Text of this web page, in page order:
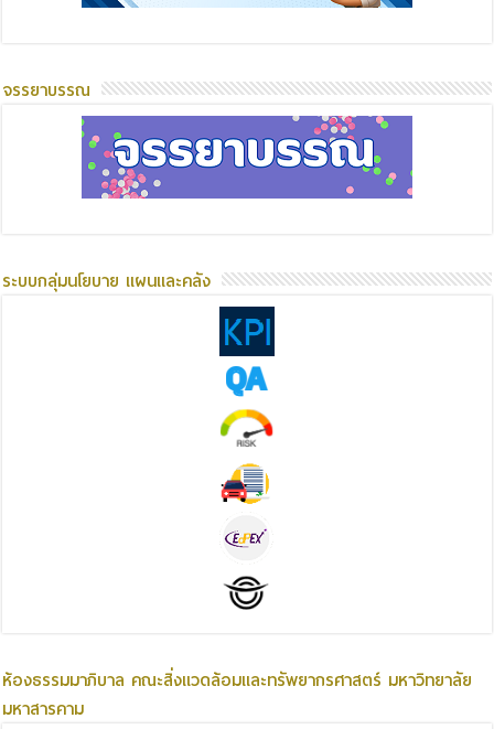
จรรยาบรรณ
ระบบกลุ่มนโยบาย แผนและคลัง
ห้องธรรมมาภิบาล คณะสิ่งแวดล้อมและทรัพยากรศาสตร์ มหาวิทยาลัย
มหาสารคาม